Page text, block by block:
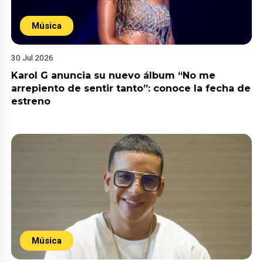
Música
30 Jul 2026
Karol G anuncia su nuevo álbum “No me
arrepiento de sentir tanto”: conoce la fecha de
estreno
Música